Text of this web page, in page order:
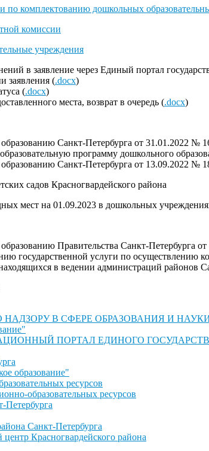
комплектованию дошкольных
комиссии
учреждения
в заявление через Единый портал
заявления (.docx)
(.docx)
места, возврат в очередь (.docx)
Санкт-Петербурга от 31.01.2022 №
программу дошкольного
Санкт-Петербурга от 13.09.2022 №
садов Красногвардейского района
мест на 01.09.2023 в дошкольных
Правительства Санкт-Петербурга
государственной услуги по осуществлению
в ведении администраций районов